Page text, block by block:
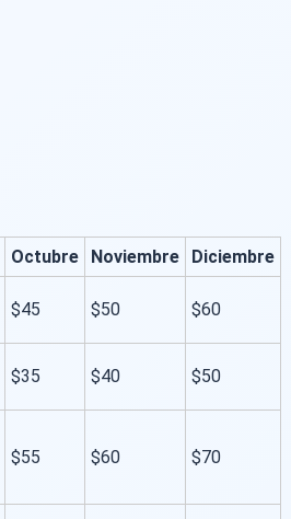
Octubre Noviembre
Diciembre
$45 $50 $60
$35 $40 $50
$55 $60 $70